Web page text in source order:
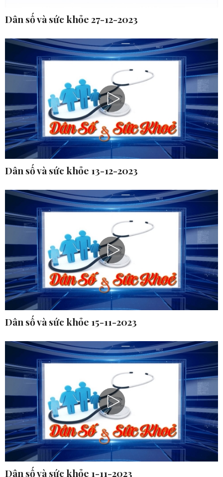
Dân số và sức khỏe 27-12-2023
Dân số và sức khỏe 13-12-2023
Dân số và sức khỏe 15-11-2023
Dân số và sức khỏe 1-11-2023